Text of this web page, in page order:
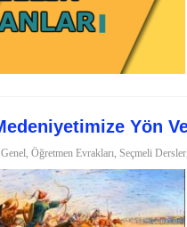
Yön
Genel, Öğretmen Evrakları, Seçmeli Dersler,